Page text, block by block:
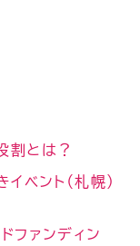
割とは？
ベント（札幌）
ファンディン